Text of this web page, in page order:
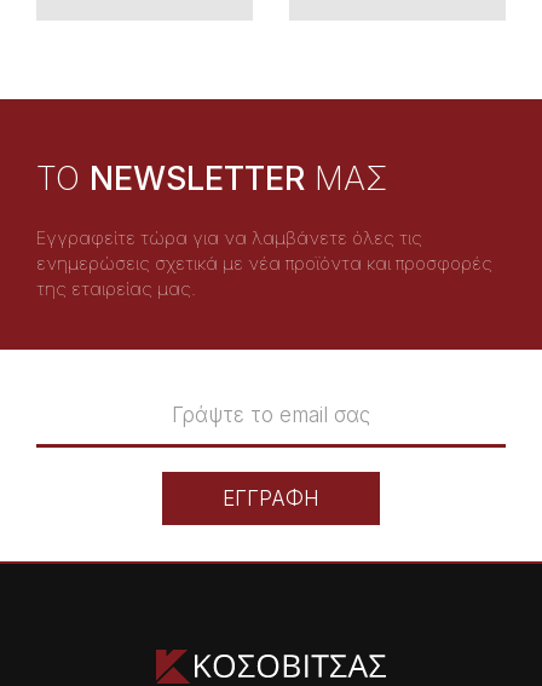
TO NEWSLETTER ΜΑΣ
Εγγραφείτε τώρα για να λαμβάνετε όλες τις
ενημερώσεις σχετικά με νέα προϊόντα και προσφορές
της εταιρείας μας.
ΕΓΓΡΑΦΗ